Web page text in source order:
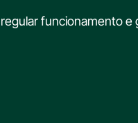
funcionamento